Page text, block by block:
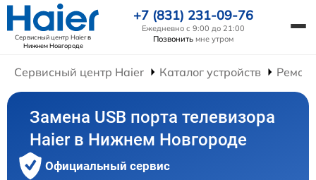
Сервисный центр Haierв
Нижнем Новгороде
+7 (831) 231-09-76
Ежедневно с 9:00 до 21:00
Позвонить мне утром
Сервисный центр Haier Каталог устройств
Замена USB порта телевизора
Haier в Нижнем Новгороде
Официальный сервис